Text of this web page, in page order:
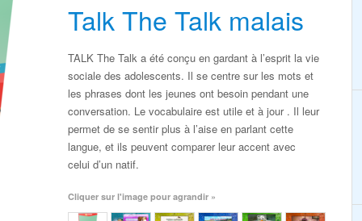
Talk The Talk malais
TALK The Talk a été conçu en gardant à l’esprit la vie
sociale des adolescents. Il se centre sur les mots et
les phrases dont les jeunes ont besoin pendant une
conversation. Le vocabulaire est utile et à jour . Il leur
permet de se sentir plus à l’aise en parlant cette
langue, et ils peuvent comparer leur accent avec
celui d’un natif.
Cliquer sur l'image pour agrandir »